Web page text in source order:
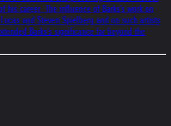
his career. The influence of Barks's work on
and Steven Spielberg and on such artists
Barks's significance far beyond the